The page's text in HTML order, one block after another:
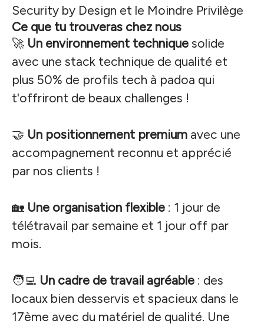
Security by Design et le Moindre Privilège
Ce que tu trouveras chez nous
🚀 Un environnement technique solide
avec une stack technique de qualité et
plus 50% de profils tech à padoa qui
t'offriront de beaux challenges !
🤝 Un positionnement premium avec une
accompagnement reconnu et apprécié
par nos clients !
🏡 Une organisation flexible : 1 jour de
télétravail par semaine et 1 jour off par
mois.
🧑‍💻 Un cadre de travail agréable : des
locaux bien desservis et spacieux dans le
17ème avec du matériel de qualité. Une